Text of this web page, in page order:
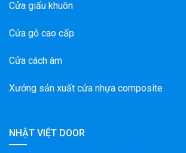
Cửa giấu khuôn
Cửa gỗ cao cấp
Cửa cách âm
Xưởng sản xuất cửa nhựa composite
NHẬT VIỆT DOOR